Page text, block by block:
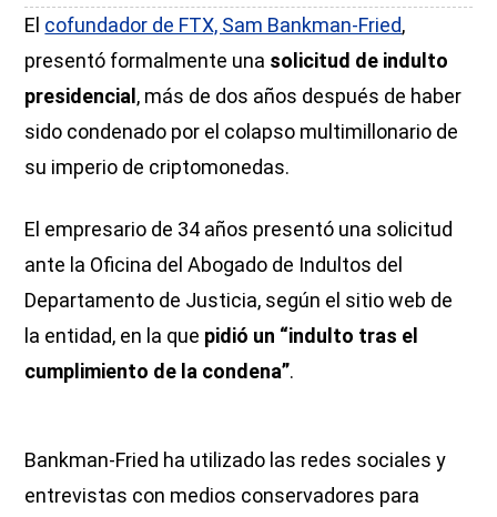
El cofundador de FTX, Sam Bankman-Fried,
presentó formalmente una solicitud de indulto
presidencial, más de dos años después de haber
sido condenado por el colapso multimillonario de
su imperio de criptomonedas.
El empresario de 34 años presentó una solicitud
ante la Oficina del Abogado de Indultos del
Departamento de Justicia, según el sitio web de
la entidad, en la que pidió un “indulto tras el
cumplimiento de la condena”.
Bankman-Fried ha utilizado las redes sociales y
entrevistas con medios conservadores para